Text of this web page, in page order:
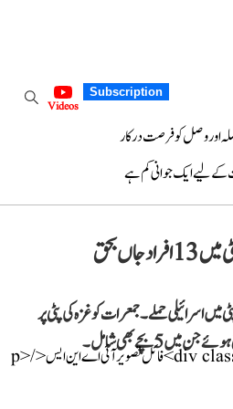
Subscription
Videos
اور وصل کو فرصت درکار
لیے ایک جوانی کم ہے
بحق
اسرائیلی حملے۔ جمعرات کو غزہ کی پٹی پر